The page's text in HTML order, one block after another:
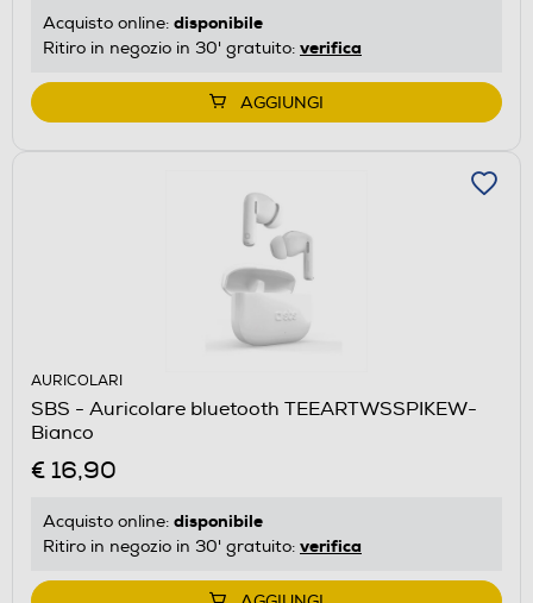
Acquisto online: disponibile
Ritiro in negozio in 30' gratuito: verifica
AGGIUNGI
AURICOLARI
SBS - Auricolare bluetooth TEEARTWSSPIKEW-
Bianco
€ 16,90
Acquisto online: disponibile
Ritiro in negozio in 30' gratuito: verifica